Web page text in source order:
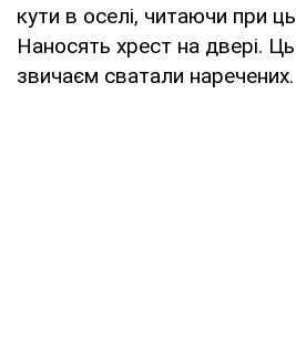
кути в оселі, читаючи при
Наносять хрест на двері.
звичаєм сватали наречених.